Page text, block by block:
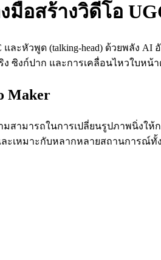
มือสร้างวิดีโอ
และหัวพูด (talking-head) ด้วยพลั
ง ซิงก์ปาก และการเคลื่อนไหวใบห
Maker
มสามารถในการเปลี่ยนรูปภาพนิ่งใ
ะเหมาะกับหลากหลายสถานการณ์